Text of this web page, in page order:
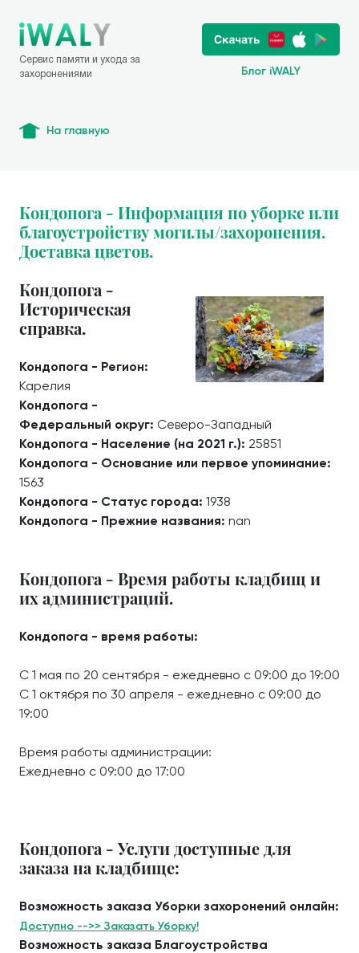
Сервис памяти и ухода за
захоронениями
Блог iWALY
На главную
Кондопога - Информация по уборке или
благоустройству могилы/захоронения.
Доставка цветов.
Кондопога -
Историческая
справка.
Кондопога - Регион:
Карелия
Кондопога -
Федеральный округ: Северо-Западный
Кондопога - Население (на 2021 г.): 25851
Кондопога - Основание или первое упоминание:
1563
Кондопога - Статус города: 1938
Кондопога - Прежние названия: nan
Кондопога - Время работы кладбищ и
их администраций.
Кондопога - время работы:
С 1 мая по 20 сентября - ежедневно с 09:00 до 19:00
С 1 октября по 30 апреля - ежедневно с 09:00 до
19:00
Время работы администрации:
Ежедневно с 09:00 до 17:00
Кондопога - Услуги доступные для
заказа на кладбище:
Возможность заказа Уборки захоронений онлайн:
Доступно -->> Заказать Уборку!
Возможность заказа Благоустройства